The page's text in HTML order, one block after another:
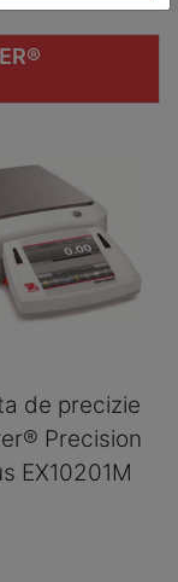
de precizie
Precision
EX10201M